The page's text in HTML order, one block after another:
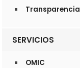
Transparencia
SERVICIOS
OMIC